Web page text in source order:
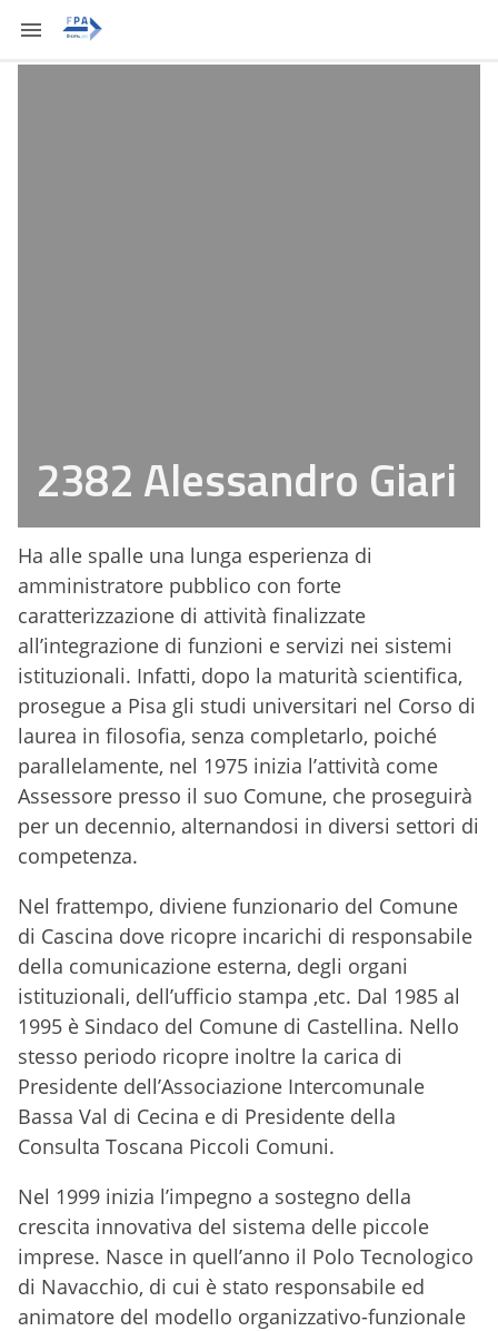
2382 Alessandro Giari
Ha alle spalle una lunga esperienza di
amministratore pubblico con forte
caratterizzazione di attività finalizzate
all’integrazione di funzioni e servizi nei sistemi
istituzionali. Infatti, dopo la maturità scientifica,
prosegue a Pisa gli studi universitari nel Corso di
laurea in filosofia, senza completarlo, poiché
parallelamente, nel 1975 inizia l’attività come
Assessore presso il suo Comune, che proseguirà
per un decennio, alternandosi in diversi settori di
competenza.
Nel frattempo, diviene funzionario del Comune
di Cascina dove ricopre incarichi di responsabile
della comunicazione esterna, degli organi
istituzionali, dell’ufficio stampa ,etc. Dal 1985 al
1995 è Sindaco del Comune di Castellina. Nello
stesso periodo ricopre inoltre la carica di
Presidente dell’Associazione Intercomunale
Bassa Val di Cecina e di Presidente della
Consulta Toscana Piccoli Comuni.
Nel 1999 inizia l’impegno a sostegno della
crescita innovativa del sistema delle piccole
imprese. Nasce in quell’anno il Polo Tecnologico
di Navacchio, di cui è stato responsabile ed
animatore del modello organizzativo-funzionale